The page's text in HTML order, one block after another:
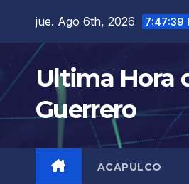
contenido
jue. Ago 6th, 2026 7:47:40
Ultima Hora
Guerrero
ACAPULCO